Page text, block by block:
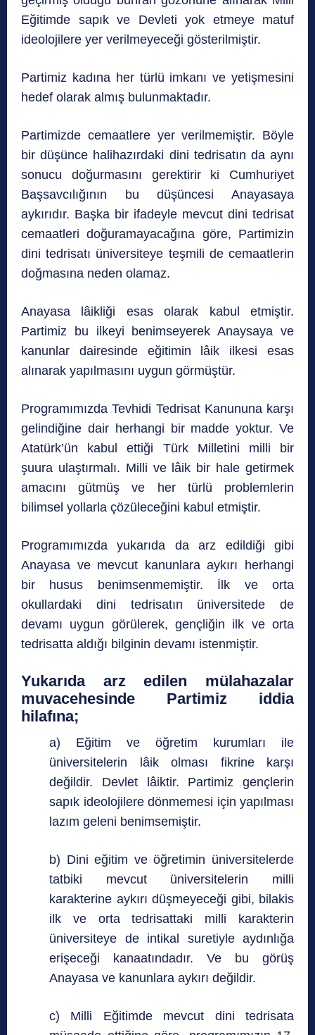
Eğitimde sapık ve Devleti yok etmeye matuf
ideolojilere yer verilmeyeceği gösterilmiştir.
Partimiz kadına her türlü imkanı ve yetişmesini
hedef olarak almış bulunmaktadır.
Partimizde cemaatlere yer verilmemiştir. Böyle
bir düşünce halihazırdaki dini tedrisatın da aynı
sonucu doğurmasını gerektirir ki Cumhuriyet
Başsavcılığının bu düşüncesi Anayasaya
aykırıdır. Başka bir ifadeyle mevcut dini tedrisat
cemaatleri doğuramayacağına göre, Partimizin
dini tedrisatı üniversiteye teşmili de cemaatlerin
doğmasına neden olamaz.
Anayasa lâikliği esas olarak kabul etmiştir.
Partimiz bu ilkeyi benimseyerek Anaysaya ve
kanunlar dairesinde eğitimin lâik ilkesi esas
alınarak yapılmasını uygun görmüştür.
Programımızda Tevhidi Tedrisat Kanununa karşı
gelindiğine dair herhangi bir madde yoktur. Ve
Atatürk’ün kabul ettiği Türk Milletini milli bir
şuura ulaştırmalı. Milli ve lâik bir hale getirmek
amacını gütmüş ve her türlü problemlerin
bilimsel yollarla çözüleceğini kabul etmiştir.
Programımızda yukarıda da arz edildiği gibi
Anayasa ve mevcut kanunlara aykırı herhangi
bir husus benimsenmemiştir. İlk ve orta
okullardaki dini tedrisatın üniversitede de
devamı uygun görülerek, gençliğin ilk ve orta
tedrisatta aldığı bilginin devamı istenmiştir.
Yukarıda arz edilen mülahazalar
muvacehesinde Partimiz iddia
hilafına;
a) Eğitim ve öğretim kurumları ile
üniversitelerin lâik olması fikrine karşı
değildir. Devlet lâiktir. Partimiz gençlerin
sapık ideolojilere dönmemesi için yapılması
lazım geleni benimsemiştir.
b) Dini eğitim ve öğretimin üniversitelerde
tatbiki mevcut üniversitelerin milli
karakterine aykırı düşmeyeceği gibi, bilakis
ilk ve orta tedrisattaki milli karakterin
üniversiteye de intikal suretiyle aydınlığa
erişeceği kanaatındadır. Ve bu görüş
Anayasa ve kanunlara aykırı değildir.
c) Milli Eğitimde mevcut dini tedrisata